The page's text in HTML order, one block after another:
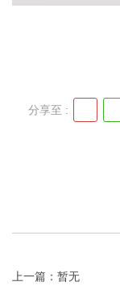
分享至 :
上一篇：暂无